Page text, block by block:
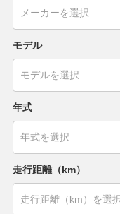
モデル
年式
走行距離（km）